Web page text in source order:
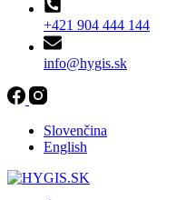
+421 904 444 144
info@hygis.sk
Slovenčina
English